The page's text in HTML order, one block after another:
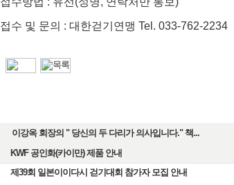
접수 및 문의 : 대한걷기연맹 Tel. 033-762-2234
이강옥 회장의 " 당신의 두 다리가 의사입니다." 책...
KWF 공인화(카이만) 제품 안내
제39회 일본이이다시 걷기대회 참가자 모집 안내